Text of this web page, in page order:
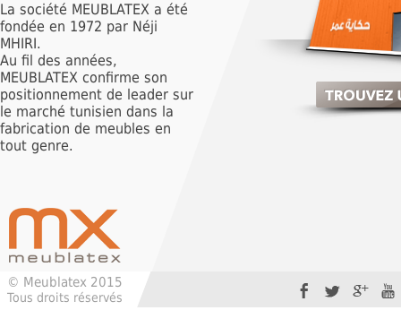
La société MEUBLATEX a été
fondée en 1972 par Néji
MHIRI.
Au fil des années,
MEUBLATEX confirme son
positionnement de leader sur
le marché tunisien dans la
fabrication de meubles en
tout genre.
© Meublatex 2015
Tous droits réservés